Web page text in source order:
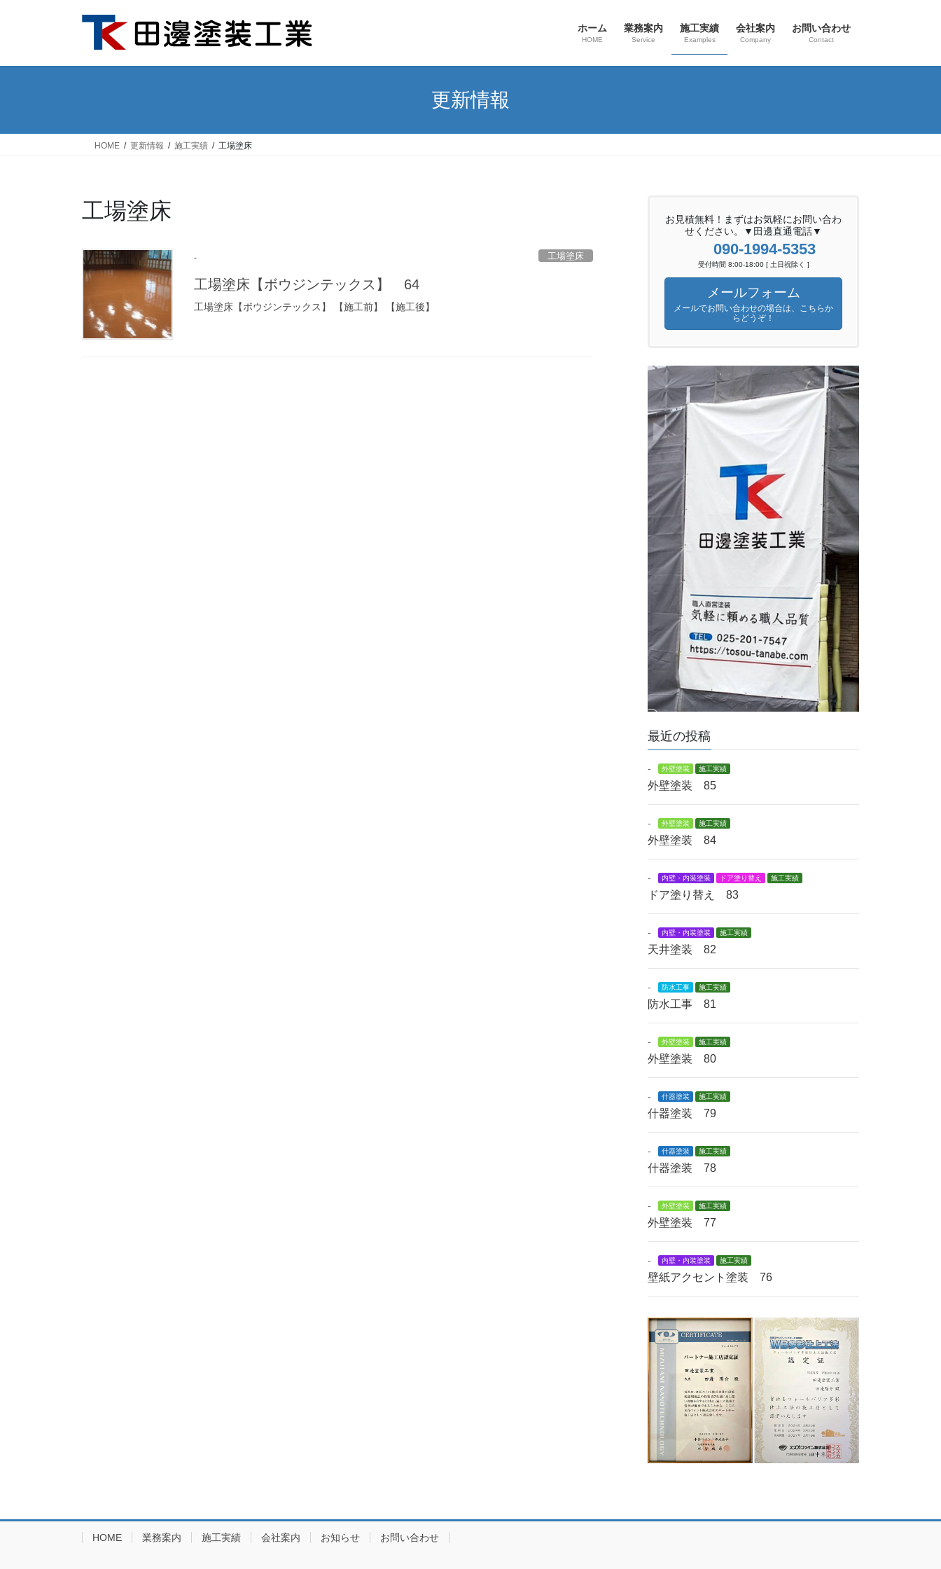
ホーム
HOME
業務案内
Service
施工実績
Examples
会社案内
Company
お問い合わせ
Contact
更新情報
HOME 更新情報 施工実績 工場塗床
工場塗床
- 工場塗床
工場塗床【ボウジンテックス】 64
工場塗床【ボウジンテックス】 【施工前】 【施工後】
お見積無料！まずはお気軽にお問い合わ
せください。▼田邊直通電話▼
090-1994-5353
受付時間 8:00-18:00 [ 土日祝除く ]
メールフォーム
メールでお問い合わせの場合は、こちらか
らどうぞ！
最近の投稿
- 外壁塗装 施工実績
外壁塗装 85
- 外壁塗装 施工実績
外壁塗装 84
- 内壁・内装塗装 ドア塗り替え 施工実績
ドア塗り替え 83
- 内壁・内装塗装 施工実績
天井塗装 82
- 防水工事 施工実績
防水工事 81
- 外壁塗装 施工実績
外壁塗装 80
- 什器塗装 施工実績
什器塗装 79
- 什器塗装 施工実績
什器塗装 78
- 外壁塗装 施工実績
外壁塗装 77
- 内壁・内装塗装 施工実績
壁紙アクセント塗装 76
HOME 業務案内 施工実績 会社案内 お知らせ お問い合わせ